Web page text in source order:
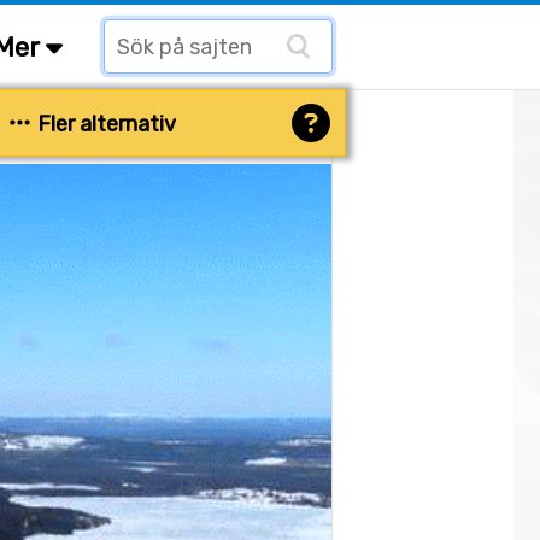
Fler alternativ